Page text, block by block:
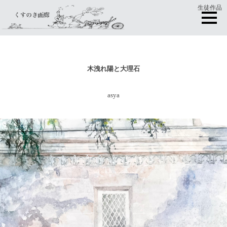
生徒作品
木洩れ陽と大理石
asya